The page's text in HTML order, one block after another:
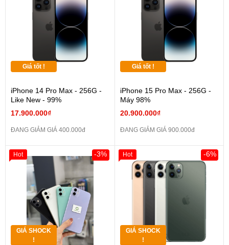
Giá tốt !
iPhone 14 Pro Max - 256G -
Like New - 99%
17.900.000₫
ĐANG GIẢM GIÁ 400.000đ
Giá tốt !
iPhone 15 Pro Max - 256G -
Máy 98%
20.900.000₫
ĐANG GIẢM GIÁ 900.000đ
GIÁ SHOCK
!
-3%
Hot
GIÁ SHOCK
!
-6%
Hot